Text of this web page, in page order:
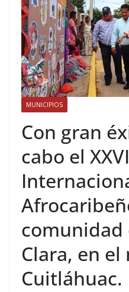
MUNICIPIOS
Con gran
cabo el
comunidad
Clara, en
Cuitláhuac.